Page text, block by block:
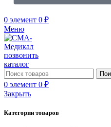
0 элемент 0 ₽
Меню
позвонить
каталог
0 элемент 0 ₽
Закрыть
Категории товаров